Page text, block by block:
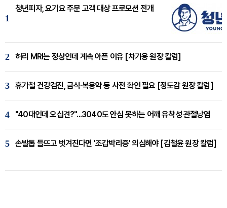
1
청년피자, 요기요 주문 고객 대상 프로모션 전개
2 허리 MRI는 정상인데 계속 아픈 이유 [차기용 원장 칼럼]
3 휴가철 건강검진, 금식·복용약 등 사전 확인 필요 [정도감 원장 칼럼]
4 "40대인데 오십견?"...3040도 안심 못하는 어깨 유착성 관절낭염
5 손발톱 들뜨고 벗겨진다면 '조갑박리증' 의심해야 [김철윤 원장 칼럼]